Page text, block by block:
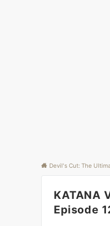
Devil's Cut: The
KATANA
Episode